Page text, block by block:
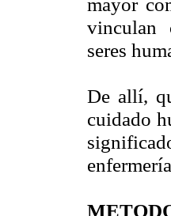
vinculan
seres
De allí,
cuidado